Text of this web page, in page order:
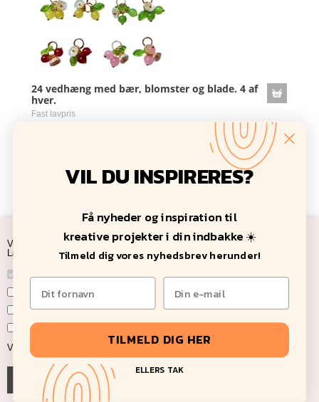
Ved at acceptere cookies accepterer du samtidig vores privatlivs poitik.
Læs mere under rubrikken: "Vilkår" nederst på siden.
Markedsføring
Funktionelle
Statistiske
Vis cookie detaljer
24 vedhæng med bær, blomster og blade. 4 af
hver.
Fast lavpris
VIL DU INSPIRERES?
Få nyheder og inspiration til
kreative projekter i din indbakke ☀️
Tilmeld dig vores nyhedsbrev herunder!
TILMELD DIG HER
ELLERS TAK